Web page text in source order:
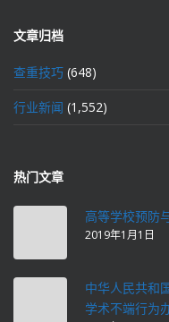
文章归档
查重技巧 (648)
行业新闻 (1,552)
热门文章
高等学校预防
2019年1月1日
中华人民共和
学术不端行为